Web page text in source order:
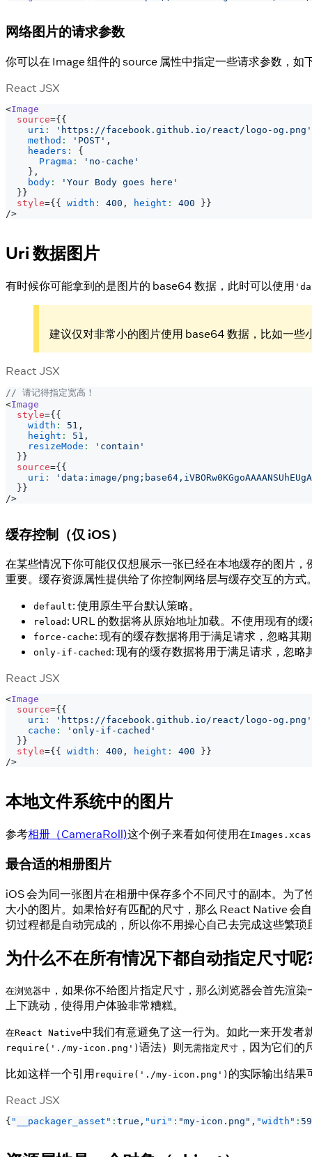
网络图片的请求参数
你可以在 Image 组件的 source 属性中指定一些请求参数，如
React JSX
<Image
source={ {
uri :
'https://facebook.github.io/react/logo-og.png'
method : 'POST' ,
headers :
{
Pragma :
'no-cache'
} ,
body :
'Your Body goes here'
} }
style={ { width : 400 , height : 400 } }
/>
Uri 数据图片
有时候你可能拿到的是图片的 base64 数据，此时可以使用
建议仅对非常小的图片使用 base64 数据，比如一些
React JSX
// 请记得指定宽高！
<Image
style={ {
width : 51 ,
height : 51 ,
resizeMode :
'contain'
} }
source={ {
uri :
'data:image/
} }
/>
缓存控制（仅 iOS）
在某些情况下你可能仅仅想展示一张已经在本地缓存的图片
重要。缓存资源属性提供给了你控制网络层与缓存交互的方式
default: 使用原生平台默认策略。
reload : URL 的数据将从原始地址加载。不使用现有的
force-cache: 现有的缓存数据将用于满足请求，忽略其
only-if-cached : 现有的缓存数据将用于满足请求，忽
React JSX
<Image
source={ {
uri :
'https://facebook.github.io/react/logo-og.png'
cache :
'only-if-cached'
} }
style={ { width : 400 , height : 400 } }
/>
本地文件系统中的图片
参考相册（CameraRoll)这个例子来看如何使用在
最合适的相册图片
iOS 会为同一张图片在相册中保存多个不同尺寸的副本。为
大小的图片。如果恰好有匹配的尺寸，那么 React Native 会
切过程都是自动完成的，所以你不用操心自己去完成这些繁琐
为什么不在所有情况下都自动指定尺寸呢
在浏览器中 ，如果你不给图片指定尺寸，那么浏览器会首先渲
上下跳动，使得用户体验非常糟糕。
在React Native中我们有意避免了这一行为。如此一来开发者
require('./my-icon.png') 语法）则无需指定尺寸 ，因为它们
比如这样一个引用 require('./my-icon.png') 的实际输出结果
React JSX
{ "__packager_asset" : true , "uri" : "my-icon.png" , "width" :